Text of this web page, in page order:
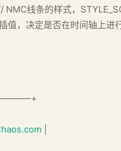
线条的样式，
，决定是否在时间轴上进